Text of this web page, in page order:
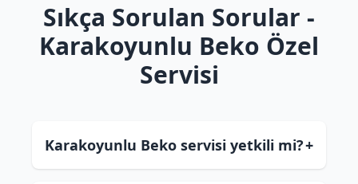
Sıkça Sorulan Sorular -
Karakoyunlu Beko Özel
Servisi
Karakoyunlu Beko servisi yetkili mi?+